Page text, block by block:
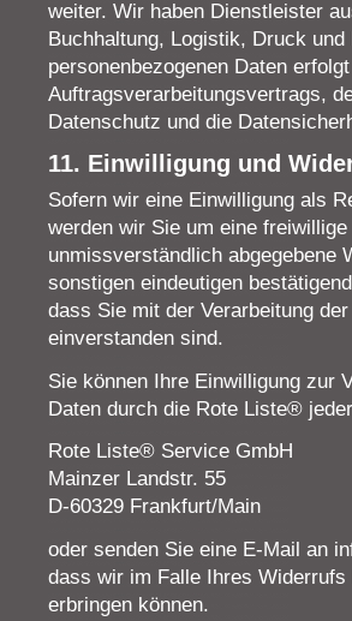
weiter. Wir haben Dienstleister
Buchhaltung, Logistik, Druck
personenbezogenen Daten
Auftragsverarbeitungsvertrags,
Datenschutz und die
11. Einwilligung und
Sofern wir eine Einwilligung als
werden wir Sie um eine
unmissverständlich abgegebene
sonstigen eindeutigen
dass Sie mit der Verarbeitung
einverstanden sind.
Sie können Ihre Einwilligung zur
Daten durch die Rote Liste®
Rote Liste® Service GmbH
Mainzer Landstr. 55
D-60329 Frankfurt/Main
oder senden Sie eine E-Mail an
dass wir im Falle Ihres
erbringen können.